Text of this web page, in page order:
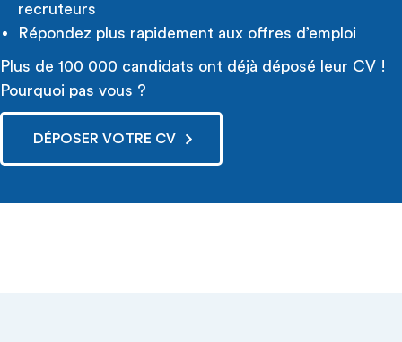
recruteurs
Répondez plus rapidement aux offres d’emploi
Plus de 100 000 candidats ont déjà déposé leur CV !
Pourquoi pas vous ?
DÉPOSER VOTRE CV